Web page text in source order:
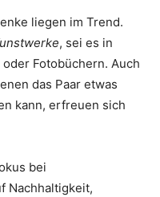
liegen im Trend.
, sei es in
Fotobüchern. Auch
das Paar etwas
kann, erfreuen sich
bei
Nachhaltigkeit,